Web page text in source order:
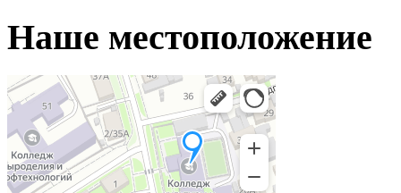
Наше местоположение